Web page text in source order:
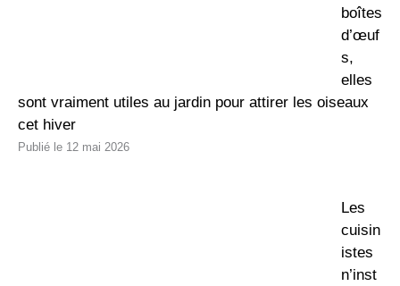
boîtes
d’œuf
s,
elles
sont vraiment utiles au jardin pour attirer les oiseaux
cet hiver
12 mai 2026
Les
cuisin
istes
n’inst